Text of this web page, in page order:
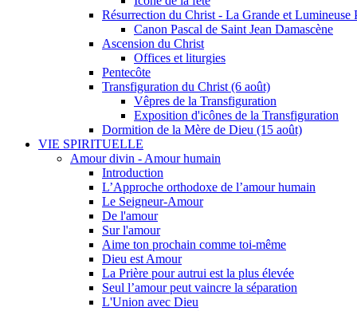
Résurrection du Christ - La Grande et Lumineuse
Canon Pascal de Saint Jean Damascène
Ascension du Christ
Offices et liturgies
Pentecôte
Transfiguration du Christ (6 août)
Vêpres de la Transfiguration
Exposition d'icônes de la Transfiguration
Dormition de la Mère de Dieu (15 août)
VIE SPIRITUELLE
Amour divin - Amour humain
Introduction
L’Approche orthodoxe de l’amour humain
Le Seigneur-Amour
De l'amour
Sur l'amour
Aime ton prochain comme toi-même
Dieu est Amour
La Prière pour autrui est la plus élevée
Seul l’amour peut vaincre la séparation
L'Union avec Dieu